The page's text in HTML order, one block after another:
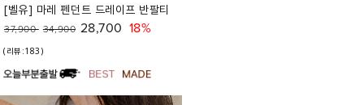
[벨유] 마레 펜던트 드레이프 반팔티
37,900 34,900 28,700 18%
(리뷰:183)